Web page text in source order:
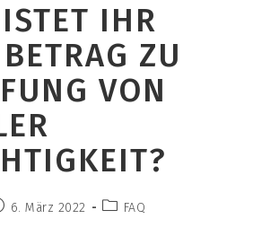
IHR
ZU
VON
6. März 2022
Beitrags-
FAQ